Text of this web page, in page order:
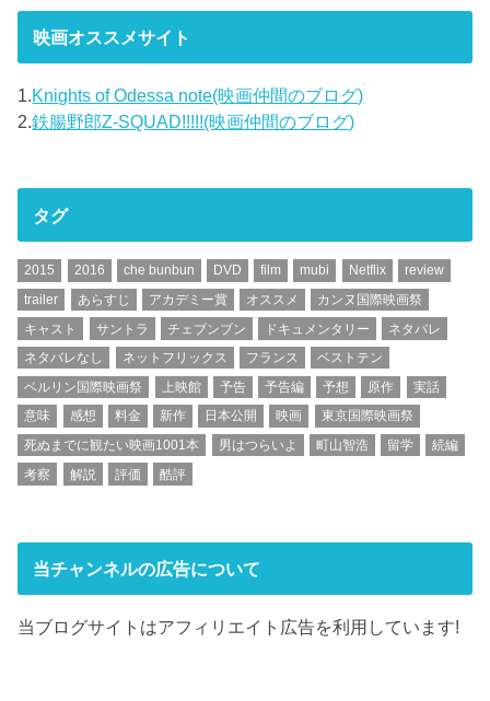
映画オススメサイト
1.Knights of Odessa note(映画仲間のブログ)
2.鉄腸野郎Z-SQUAD!!!!!(映画仲間のブログ)
タグ
2015 2016 che bunbun DVD film mubi Netflix
review
trailer
あらすじ アカデミー賞 オススメ
カンヌ国際映画祭
キャスト
サントラ チェブンブン ドキュメンタリー
ネタバレ
ネタバレなし
ネットフリックス フランス
ベストテン
ベルリン国際映画祭
上映館 予告 予告編 予想 原作
実話
意味
感想 料金 新作 日本公開 映画
東京国際映画祭
死ぬまでに観たい映画1001本
男はつらいよ 町山智浩 留学
続編
考察
解説 評価 酷評
当チャンネルの広告について
当ブログサイトはアフィリエイト広告を利用しています!